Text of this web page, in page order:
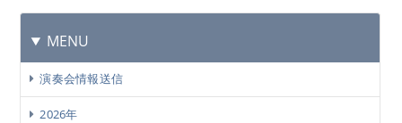
MENU
演奏会情報送信
2026年